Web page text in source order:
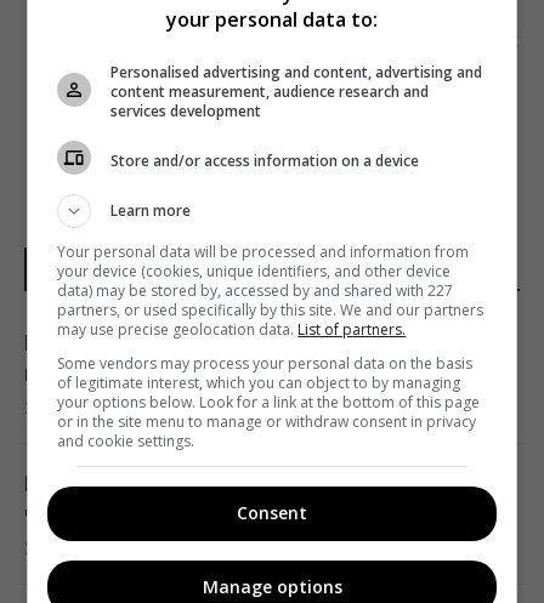
Наступна стаття
NETFLIX: КРУТИЙ І ЩЕ КРУТІШИЙ
НОВИНИ УКРАЇНИ І СВІТУ
Росія нарешті повертає свій ядерний
крейсер за $5 млрд, але є проблема
22:12 п'ятниця, 07 серпня 2026
Росія збирається остаточно анексувати
частину Грузії, - країни НАТО
22:01 п'ятниця, 07 серпня 2026
your personal data to:
Personalised advertising and content, advertising and
content measurement, audience research and
services development
Store and/or access information on a device
Learn more
Your personal data will be processed and information from
your device (cookies, unique identifiers, and other device
data) may be stored by, accessed by and shared with 227
partners, or used specifically by this site. We and our partners
may use precise geolocation data. List of partners.
Some vendors may process your personal data on the basis
of legitimate interest, which you can object to by managing
your options below. Look for a link at the bottom of this page
or in the site menu to manage or withdraw consent in privacy
and cookie settings.
Consent
Manage options